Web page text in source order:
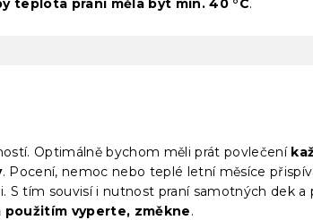
teplota praní měla být min. 40 °C.
Optimálně bychom měli prát povlečení
. Pocení, nemoc nebo teplé letní měsíce
S tím souvisí i nutnost praní samotných dek a
použitím vyperte, změkne.